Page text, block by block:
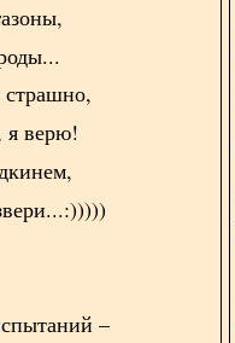
я верю!
–